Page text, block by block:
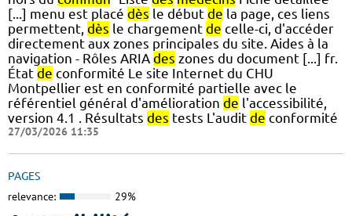
[...] menu est placé dès le début de la page, ces liens
permettent, dès le chargement de celle-ci, d'accéder
directement aux zones principales du site. Aides à la
navigation - Rôles ARIA des zones du document [...] fr.
État de conformité Le site Internet du CHU
Montpellier est en conformité partielle avec le
référentiel général d'amélioration de l'accessibilité,
version 4.1 . Résultats des tests L'audit de conformité
27/03/2026 11:35
PAGES
relevance: 29%